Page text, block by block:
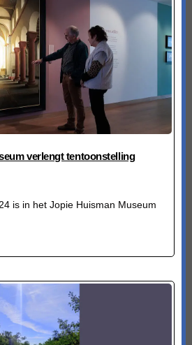
verlengt tentoonstelling
is in het Jopie Huisman Museum